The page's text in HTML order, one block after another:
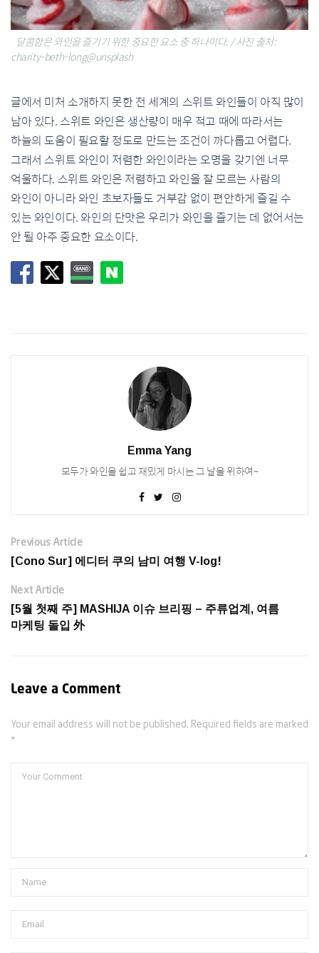
달콤함은 와인을 즐기기 위한 중요한 요소 중 하나이다. / 사진 출처:
charity-beth-long@unsplash
글에서 미처 소개하지 못한 전 세계의 스위트 와인들이 아직 많이
남아 있다. 스위트 와인은 생산량이 매우 적고 때에 따라서는
하늘의 도움이 필요할 정도로 만드는 조건이 까다롭고 어렵다.
그래서 스위트 와인이 저렴한 와인이라는 오명을 갖기엔 너무
억울하다. 스위트 와인은 저렴하고 와인을 잘 모르는 사람의
와인이 아니라 와인 초보자들도 거부감 없이 편안하게 즐길 수
있는 와인이다. 와인의 단맛은 우리가 와인을 즐기는 데 없어서는
안 될 아주 중요한 요소이다.
Emma Yang
모두가 와인을 쉽고 재밌게 마시는 그 날을 위하여~
Previous Article
[Cono Sur] 에디터 쿠의 남미 여행 V-log!
Next Article
[5월 첫째 주] MASHIJA 이슈 브리핑 – 주류업계, 여름
마케팅 돌입 外
Leave a Comment
Your email address will not be published. Required fields are marked
*